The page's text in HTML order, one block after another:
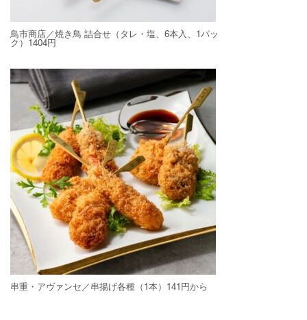
鳥市商店／焼き鳥 詰合せ（タレ・塩、6本入、1パッ
ク）1404円
串重・アヴァンセ／串揚げ各種（1本）141円から